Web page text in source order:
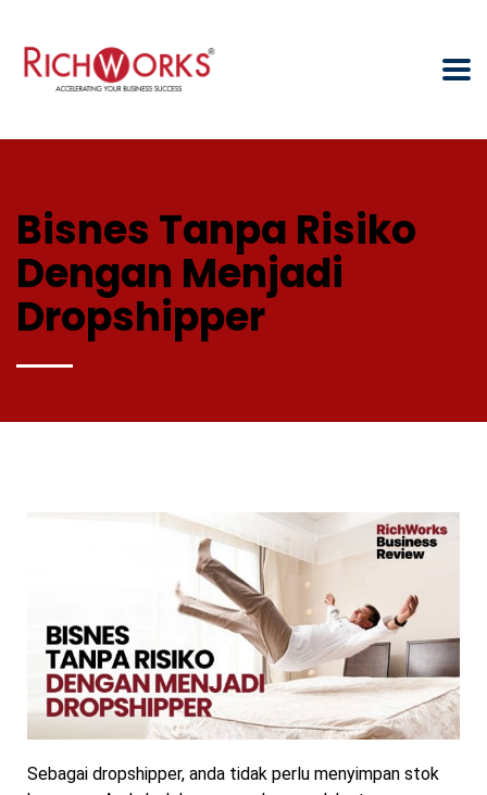
Bisnes Tanpa Risiko
Dengan Menjadi
Dropshipper
Sebagai dropshipper, anda tidak perlu menyimpan stok